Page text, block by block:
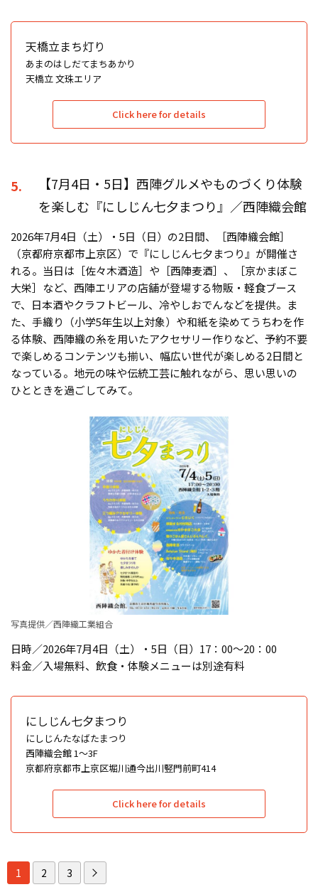
天橋立まち灯り
あまのはしだてまちあかり
天橋立 文珠エリア
Click here for details
5.
【7月4日・5日】西陣グルメやものづくり体験
を楽しむ『にしじん七夕まつり』／西陣織会館
2026年7月4日（土）・5日（日）の2日間、［西陣織会館］
（京都府京都市上京区）で『にしじん七夕まつり』が開催さ
れる。当日は［佐々木酒造］や［西陣麦酒］、［京かまぼこ
大栄］など、西陣エリアの店舗が登場する物販・軽食ブース
で、日本酒やクラフトビール、冷やしおでんなどを提供。ま
た、手織り（小学5年生以上対象）や和紙を染めてうちわを作
る体験、西陣織の糸を用いたアクセサリー作りなど、予約不要
で楽しめるコンテンツも揃い、幅広い世代が楽しめる2日間と
なっている。地元の味や伝統工芸に触れながら、思い思いの
ひとときを過ごしてみて。
写真提供／西陣織工業組合
日時／2026年7月4日（土）・5日（日）17：00～20：00
料金／入場無料、飲食・体験メニューは別途有料
にしじん七夕まつり
にしじんたなばたまつり
西陣織会館 1〜3F
京都府京都市上京区堀川通今出川竪門前町414
Click here for details
1 2 3